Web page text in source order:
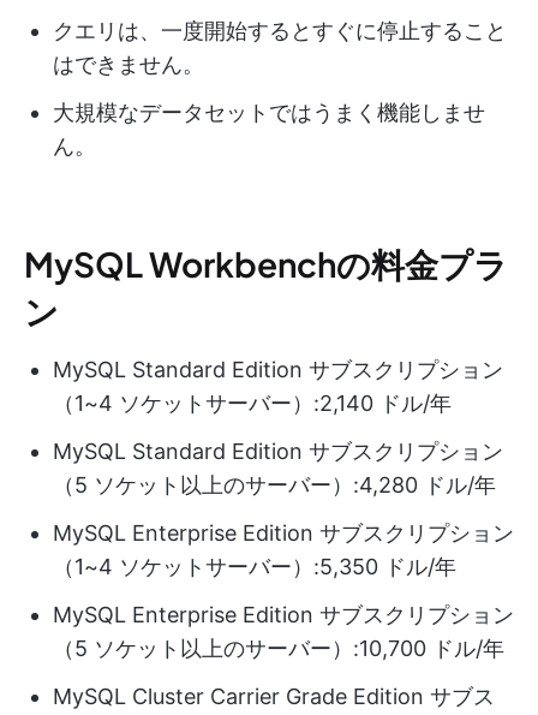
クエリは、一度開始するとすぐに停止すること
はできません。
大規模なデータセットではうまく機能しませ
ん。
MySQL Workbenchの料金プラ
ン
MySQL Standard Edition サブスクリプション
（1~4 ソケットサーバー）:2,140 ドル/年
MySQL Standard Edition サブスクリプション
（5 ソケット以上のサーバー）:4,280 ドル/年
MySQL Enterprise Edition サブスクリプション
（1~4 ソケットサーバー）:5,350 ドル/年
MySQL Enterprise Edition サブスクリプション
（5 ソケット以上のサーバー）:10,700 ドル/年
MySQL Cluster Carrier Grade Edition サブス